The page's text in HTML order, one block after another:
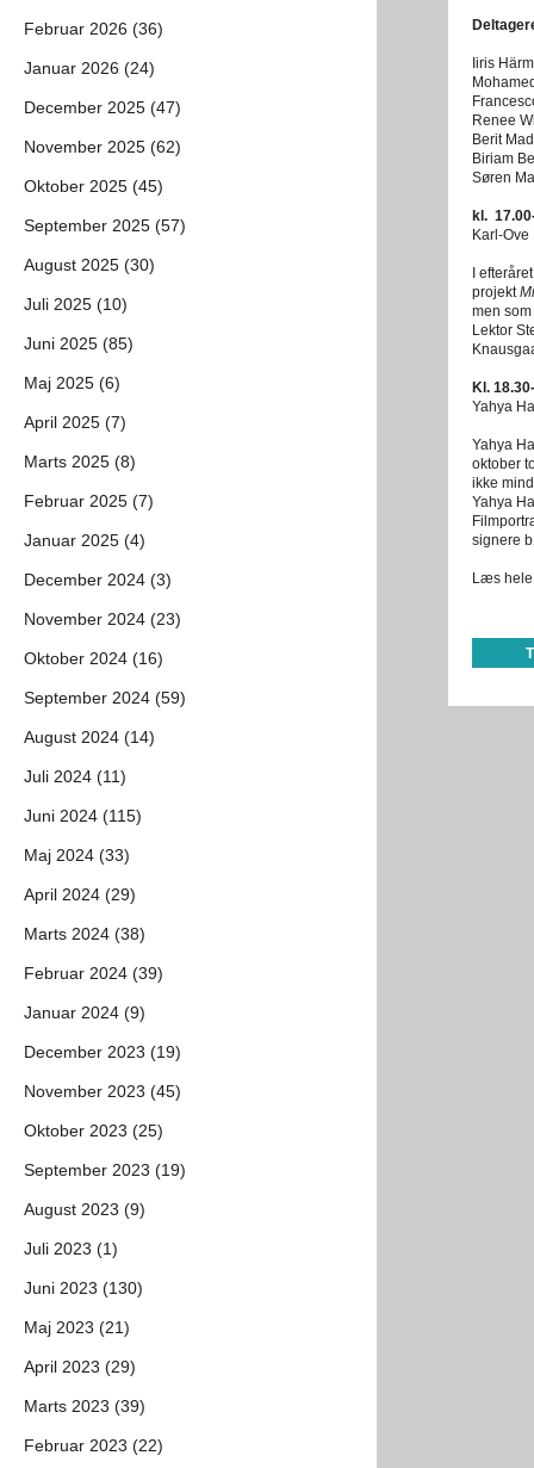
Iiris
Renee
Berit
Biriam
Søren
kl.
Karl-
I
projekt
men
Lektor
Kl.
Yahya
Yahya
oktober
ikke
Yahya
signere
Læs hele
Februar 2026 (36)
Januar 2026 (24)
December 2025 (47)
November 2025 (62)
Oktober 2025 (45)
September 2025 (57)
August 2025 (30)
Juli 2025 (10)
Juni 2025 (85)
Maj 2025 (6)
April 2025 (7)
Marts 2025 (8)
Februar 2025 (7)
Januar 2025 (4)
December 2024 (3)
November 2024 (23)
Oktober 2024 (16)
September 2024 (59)
August 2024 (14)
Juli 2024 (11)
Juni 2024 (115)
Maj 2024 (33)
April 2024 (29)
Marts 2024 (38)
Februar 2024 (39)
Januar 2024 (9)
December 2023 (19)
November 2023 (45)
Oktober 2023 (25)
September 2023 (19)
August 2023 (9)
Juli 2023 (1)
Juni 2023 (130)
Maj 2023 (21)
April 2023 (29)
Marts 2023 (39)
Februar 2023 (22)